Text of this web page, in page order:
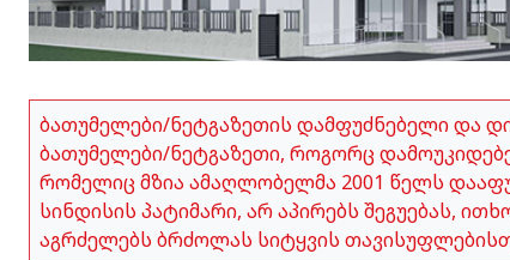
ბათუმელები/ნეტგაზეთის დამფუძნებელი და
ბათუმელები/ნეტგაზეთი, როგორც
რომელიც მზია ამაღლობელმა 2001 წელს
სინდისის პატიმარი, არ აპირებს შეგუებას,
აგრძელებს ბრძოლას სიტყვის